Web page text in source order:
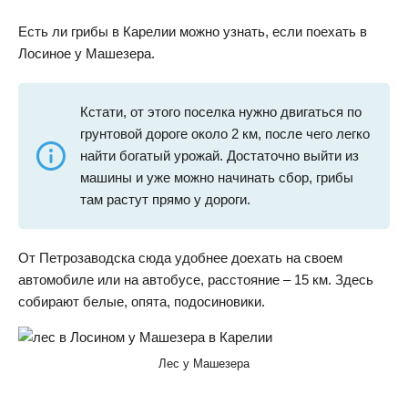
Есть ли грибы в Карелии можно узнать, если поехать в
Лосиное у Машезера.
Кстати, от этого поселка нужно двигаться по
грунтовой дороге около 2 км, после чего легко
найти богатый урожай. Достаточно выйти из
машины и уже можно начинать сбор, грибы
там растут прямо у дороги.
От Петрозаводска сюда удобнее доехать на своем
автомобиле или на автобусе, расстояние – 15 км. Здесь
собирают белые, опята, подосиновики.
Лес у Машезера